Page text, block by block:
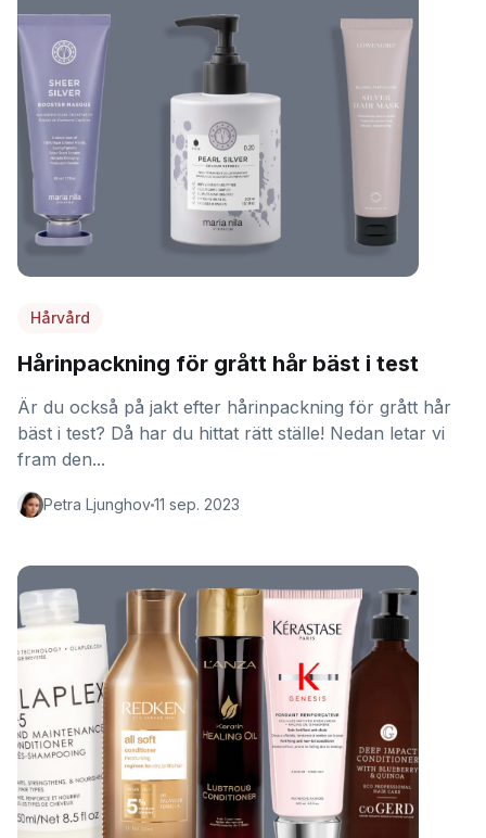
Hårvård
Hårinpackning för grått hår bäst i test
Är du också på jakt efter hårinpackning för grått hår
bäst i test? Då har du hittat rätt ställe! Nedan letar vi
fram den...
Petra Ljunghov11 sep. 2023